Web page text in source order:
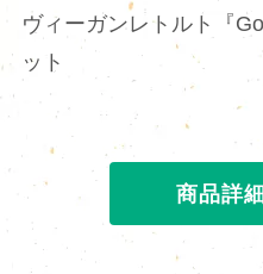
ヴィーガンレトルト『
ット
商品詳